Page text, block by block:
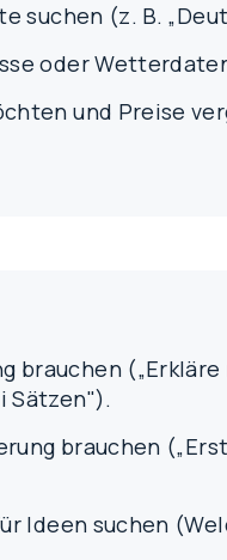
suchen (z. B.
oder
und Preise
brauchen
Sätzen").
brauchen
Ideen suchen